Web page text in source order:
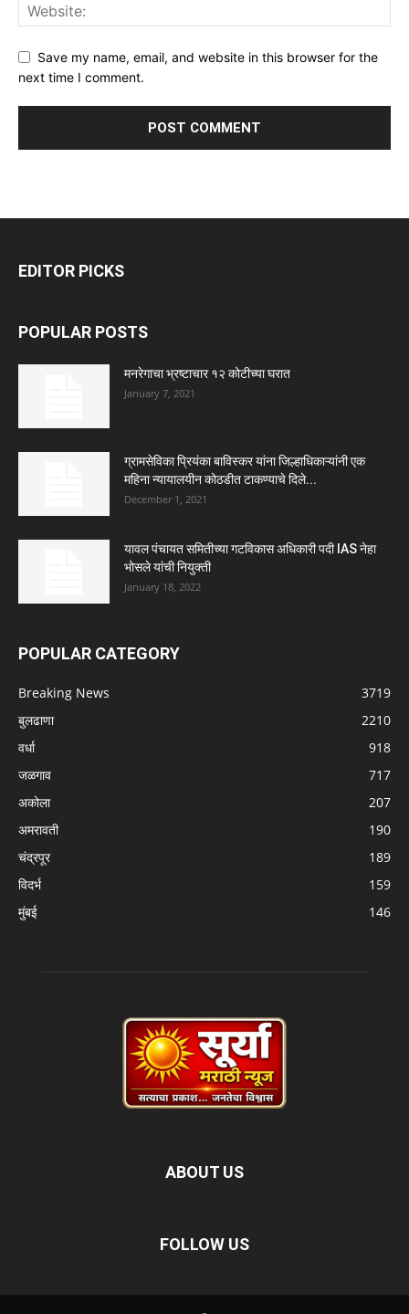
Save my name, email, and website in this browser for the
next time I comment.
EDITOR PICKS
POPULAR POSTS
मनरेगाचा भ्रष्टाचार १२ कोटीच्या घरात
January 7, 2021
ग्रामसेविका प्रियंका बाविस्कर यांना जिल्हाधिकाऱ्यांनी एक
महिना न्यायालयीन कोठडीत टाकण्याचे दिले...
December 1, 2021
यावल पंचायत समितीच्या गटविकास अधिकारी पदी IAS नेहा
भोसले यांची नियुक्ती
January 18, 2022
POPULAR CATEGORY
Breaking News
3719
बुलढाणा
2210
वर्धा
918
जळगाव
717
अकोला
207
अमरावती
190
चंद्रपूर
189
विदर्भ
159
मुंबई
146
ABOUT US
FOLLOW US